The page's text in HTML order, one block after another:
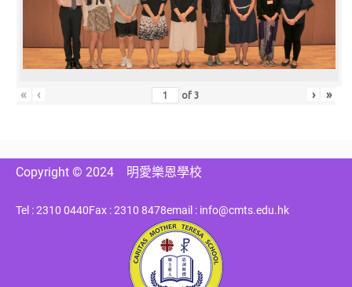
« ‹ of3 › »
Copyright © 2024 明愛樂恩學校
Tel : 2310 0440Fax : 2310 8478email : info@cmts.edu.hk